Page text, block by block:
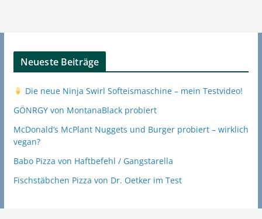
Neueste Beiträge
Die neue Ninja Swirl Softeismaschine – mein Testvideo!
GÖNRGY von MontanaBlack probiert
McDonald’s McPlant Nuggets und Burger probiert – wirklich
vegan?
Babo Pizza von Haftbefehl / Gangstarella
Fischstäbchen Pizza von Dr. Oetker im Test